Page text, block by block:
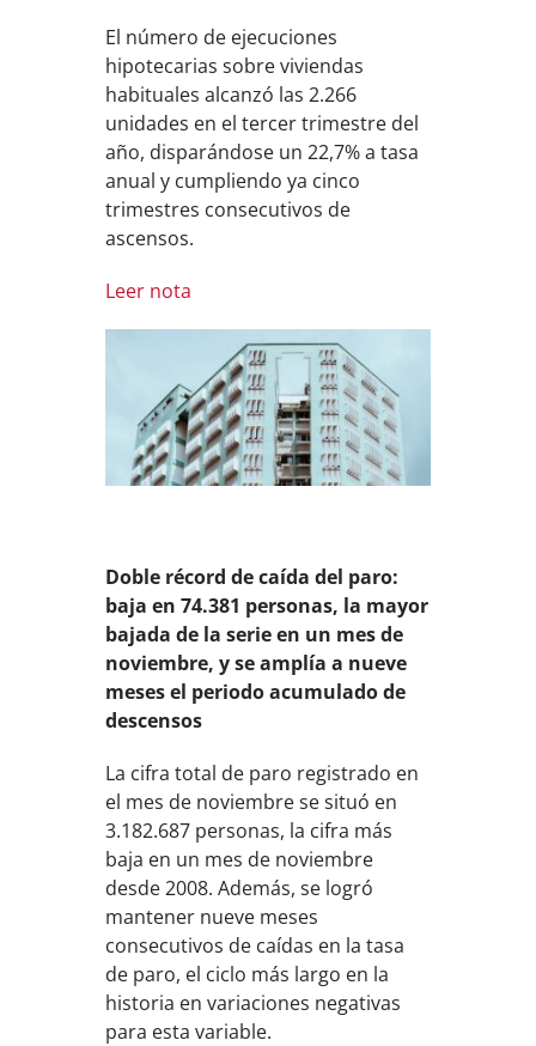
El número de ejecuciones
hipotecarias sobre viviendas
habituales alcanzó las 2.266
unidades en el tercer trimestre del
año, disparándose un 22,7% a tasa
anual y cumpliendo ya cinco
trimestres consecutivos de
ascensos.
Leer nota
Doble récord de caída del paro:
baja en 74.381 personas, la mayor
bajada de la serie en un mes de
noviembre, y se amplía a nueve
meses el periodo acumulado de
descensos
La cifra total de paro registrado en
el mes de noviembre se situó en
3.182.687 personas, la cifra más
baja en un mes de noviembre
desde 2008. Además, se logró
mantener nueve meses
consecutivos de caídas en la tasa
de paro, el ciclo más largo en la
historia en variaciones negativas
para esta variable.